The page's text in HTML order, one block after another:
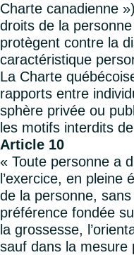
Charte canadienne
droits de la
protègent contre la
caractéristique
La Charte
rapports entre
sphère privée ou
les motifs interdits
Article 10
« Toute personne a
l’exercice, en
de la personne,
préférence fondée
la grossesse,
sauf dans la mesure